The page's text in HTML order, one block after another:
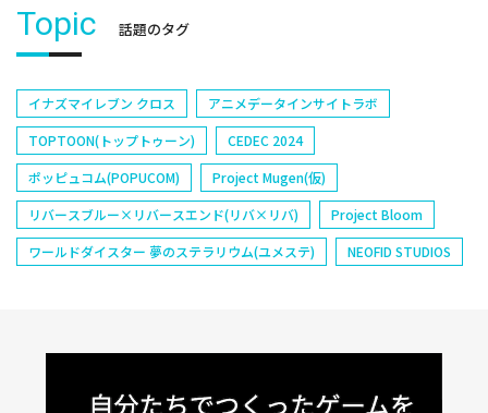
Topic 話題のタグ
イナズマイレブン クロス
アニメデータインサイトラボ
TOPTOON(トップトゥーン)
CEDEC 2024
ポッピュコム(POPUCOM)
Project Mugen(仮)
リバースブルー×リバースエンド(リバ×リバ)
Project Bloom
ワールドダイスター 夢のステラリウム(ユメステ)
NEOFID STUDIOS